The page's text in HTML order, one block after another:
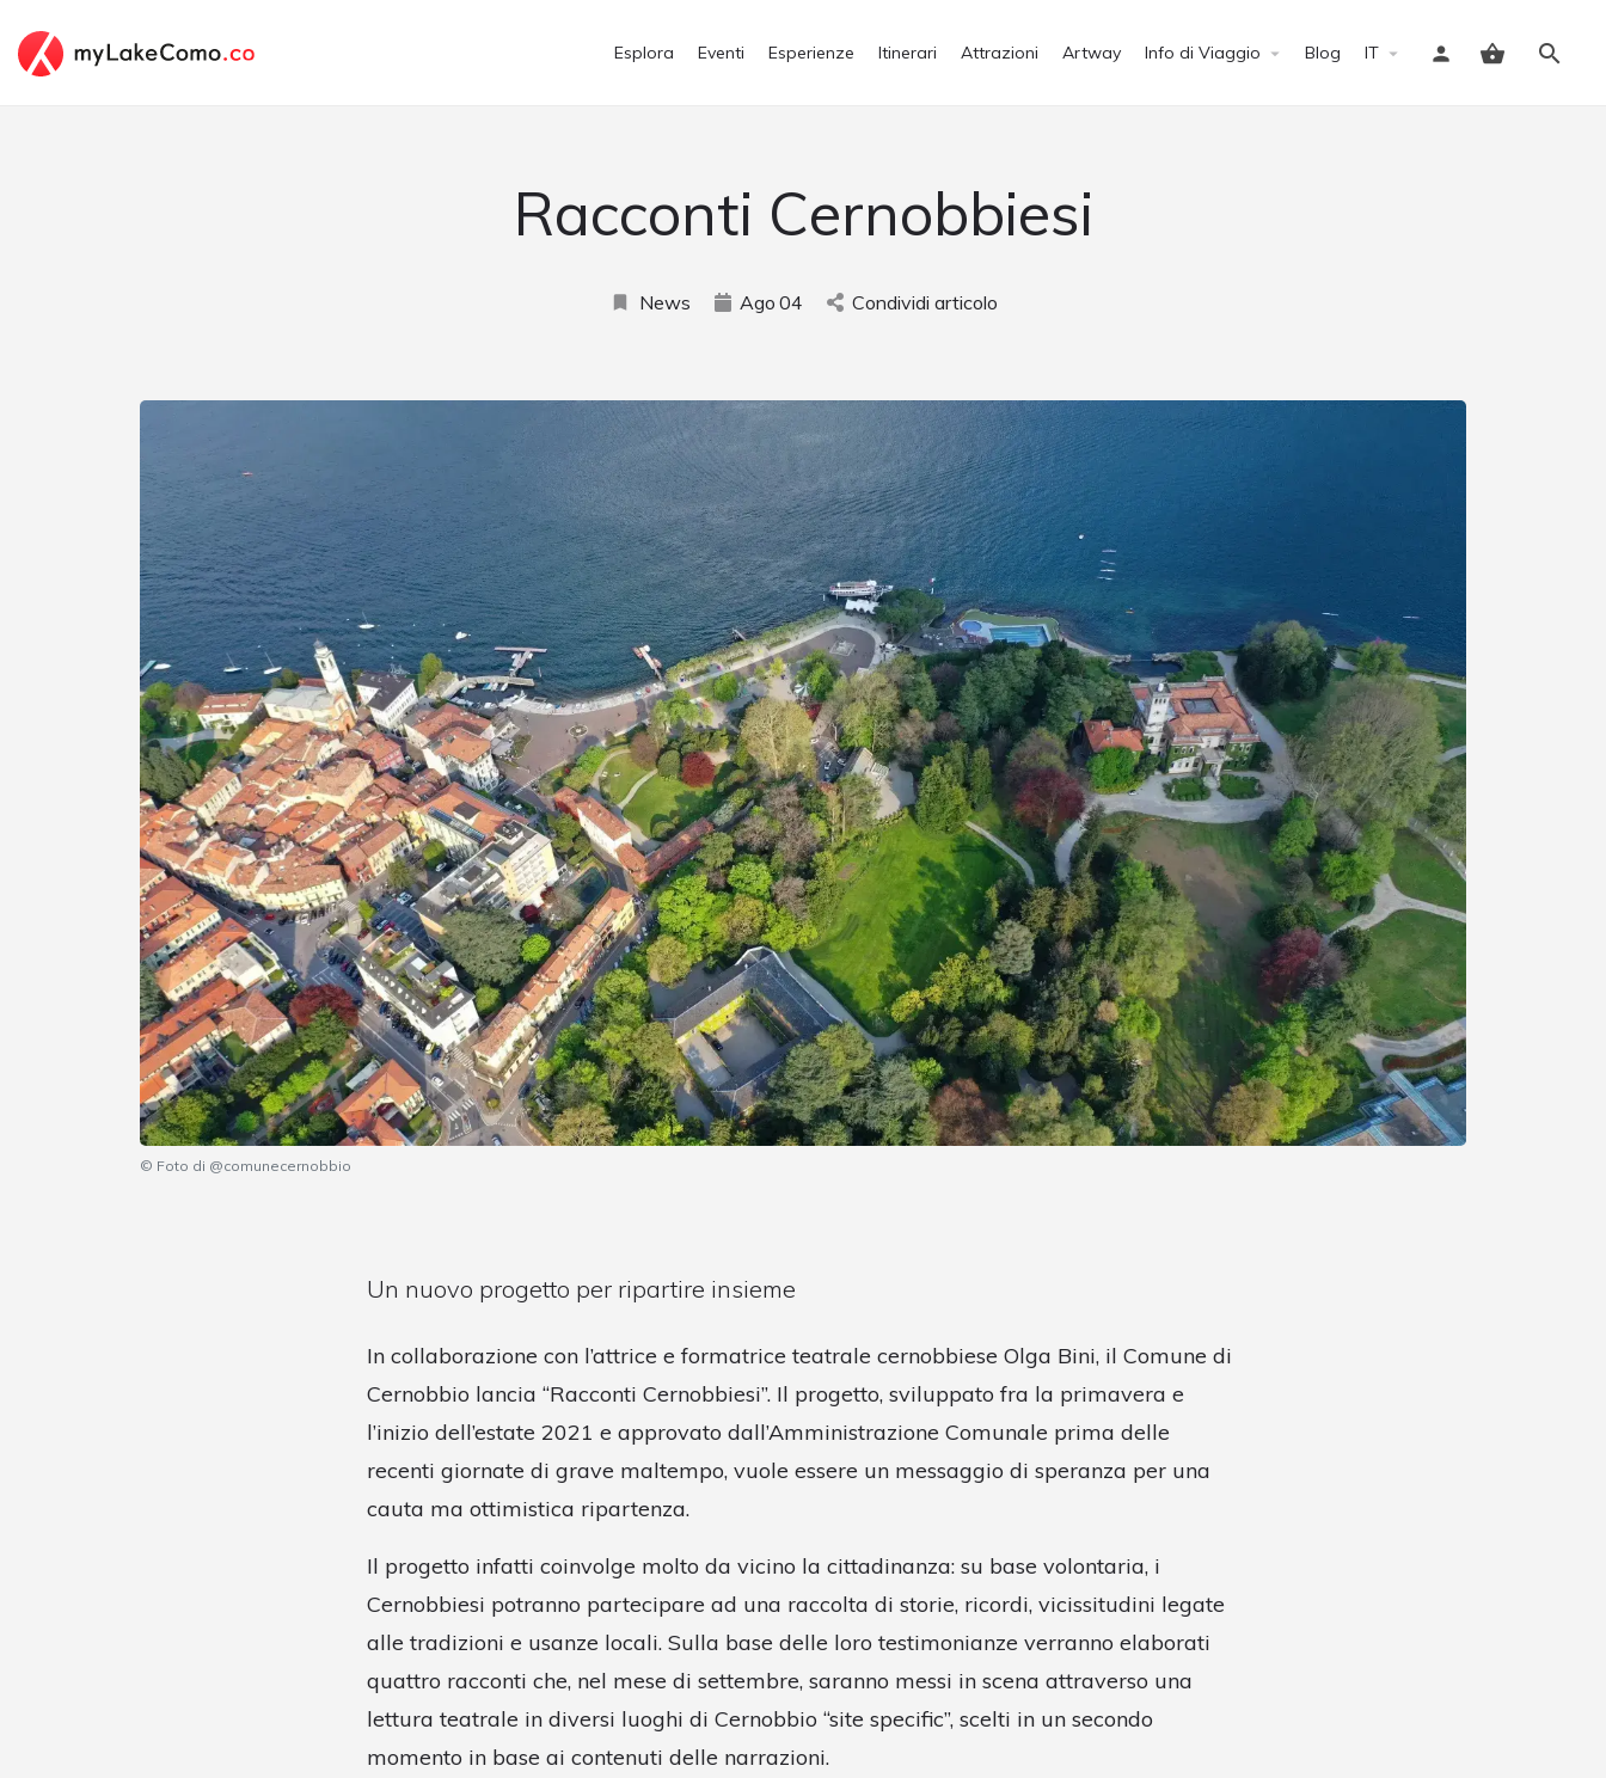
Esplora Eventi Esperienze Itinerari Attrazioni Artway Info di Viaggio Blog IT
Accedi
Racconti Cernobbiesi
News Ago 04 Condividi articolo
© Foto di @comunecernobbio
Un nuovo progetto per ripartire insieme
In collaborazione con l’attrice e formatrice teatrale cernobbiese Olga Bini, il Comune di
Cernobbio lancia “Racconti Cernobbiesi”. Il progetto, sviluppato fra la primavera e
l’inizio dell’estate 2021 e approvato dall’Amministrazione Comunale prima delle
recenti giornate di grave maltempo, vuole essere un messaggio di speranza per una
cauta ma ottimistica ripartenza.
Il progetto infatti coinvolge molto da vicino la cittadinanza: su base volontaria, i
Cernobbiesi potranno partecipare ad una raccolta di storie, ricordi, vicissitudini legate
alle tradizioni e usanze locali. Sulla base delle loro testimonianze verranno elaborati
quattro racconti che, nel mese di settembre, saranno messi in scena attraverso una
lettura teatrale in diversi luoghi di Cernobbio “site specific”, scelti in un secondo
momento in base ai contenuti delle narrazioni.